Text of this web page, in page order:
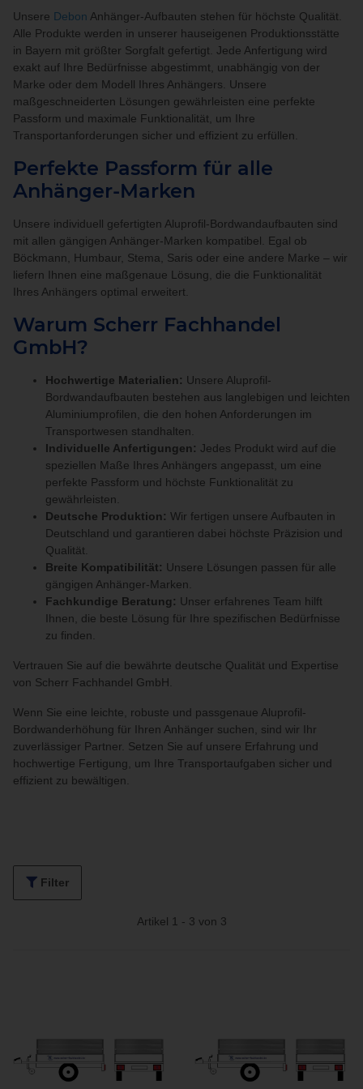
Unsere Debon Anhänger-Aufbauten stehen für höchste Qualität.
Alle Produkte werden in unserer hauseigenen Produktionsstätte
in Bayern mit größter Sorgfalt gefertigt. Jede Anfertigung wird
exakt auf Ihre Bedürfnisse abgestimmt, unabhängig von der
Marke oder dem Modell Ihres Anhängers. Unsere
maßgeschneiderten Lösungen gewährleisten eine perfekte
Passform und maximale Funktionalität, um Ihre
Transportanforderungen sicher und effizient zu erfüllen.
Perfekte Passform für alle
Anhänger-Marken
Unsere individuell gefertigten Aluprofil-Bordwandaufbauten sind
mit allen gängigen Anhänger-Marken kompatibel. Egal ob
Böckmann, Humbaur, Stema, Saris oder eine andere Marke – wir
liefern Ihnen eine maßgenaue Lösung, die die Funktionalität
Ihres Anhängers optimal erweitert.
Warum Scherr Fachhandel
GmbH?
Hochwertige Materialien: Unsere Aluprofil-
Bordwandaufbauten bestehen aus langlebigen und leichten
Aluminiumprofilen, die den hohen Anforderungen im
Transportwesen standhalten.
Individuelle Anfertigungen: Jedes Produkt wird auf die
speziellen Maße Ihres Anhängers angepasst, um eine
perfekte Passform und höchste Funktionalität zu
gewährleisten.
Deutsche Produktion: Wir fertigen unsere Aufbauten in
Deutschland und garantieren dabei höchste Präzision und
Qualität.
Breite Kompatibilität: Unsere Lösungen passen für alle
gängigen Anhänger-Marken.
Fachkundige Beratung: Unser erfahrenes Team hilft
Ihnen, die beste Lösung für Ihre spezifischen Bedürfnisse
zu finden.
Vertrauen Sie auf die bewährte deutsche Qualität und Expertise
von Scherr Fachhandel GmbH.
Wenn Sie eine leichte, robuste und passgenaue Aluprofil-
Bordwanderhöhung für Ihren Anhänger suchen, sind wir Ihr
zuverlässiger Partner. Setzen Sie auf unsere Erfahrung und
hochwertige Fertigung, um Ihre Transportaufgaben sicher und
effizient zu bewältigen.
Filter
Artikel 1 - 3 von 3